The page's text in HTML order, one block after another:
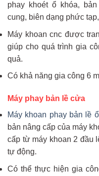
phay khoét ổ khóa,
cung, biên dạng phức
Máy khoan cnc được
giúp cho quá trình gia
quả.
Có khả năng gia công 6
Máy phay bản lề cửa
Máy khoan phay bản lề
bản nâng cấp của máy
cấp từ máy khoan 2 đầu
tự động.
Có thể thực hiện gia